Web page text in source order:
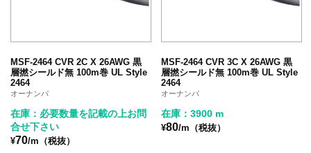
MSF-2464 CVR 2C X 26AWG 黒
層撚シールド無 100m巻 UL Style
2464
オーナンバ
在庫：必要数量を記載の上お問
合せ下さい
¥70/m（税抜）
MSF-2464 CVR 3C X 26AWG 黒
層撚シールド無 100m巻 UL Style
2464
オーナンバ
在庫：3900 m
¥80/m（税抜）